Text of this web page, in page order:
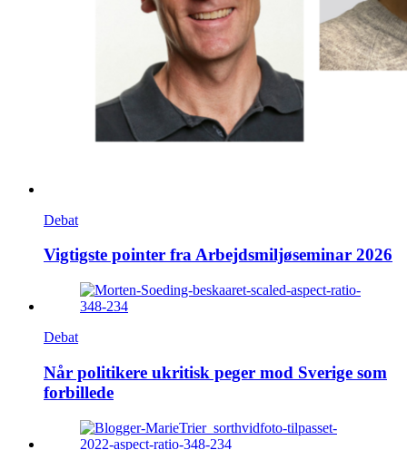
Debat
Vigtigste pointer fra Arbejdsmiljøseminar 2026
Debat
Når politikere ukritisk peger mod Sverige som
forbillede